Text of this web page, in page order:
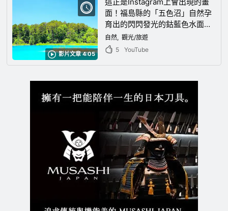
影片文章 4:05
面！福島縣的「五色沼」自然孕
育出的閃閃發光的鈷藍色水面，
讓人無法想像是真實存在的神秘
景象！
自然
觀光/旅遊
5
YouTube